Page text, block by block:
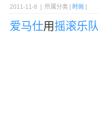
2011-11-8 | 所属分类 [ 时尚 ]
爱马仕用摇滚乐队